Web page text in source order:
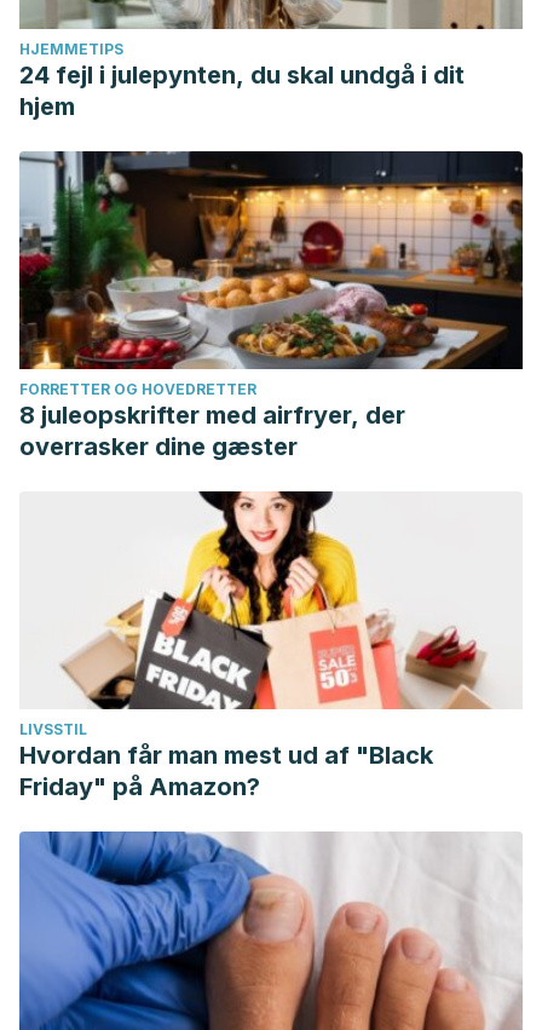
HJEMMETIPS
24 fejl i julepynten, du skal undgå i dit
hjem
FORRETTER OG HOVEDRETTER
8 juleopskrifter med airfryer, der
overrasker dine gæster
LIVSSTIL
Hvordan får man mest ud af "Black
Friday" på Amazon?